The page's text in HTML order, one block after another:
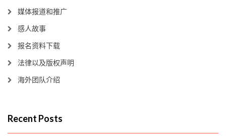
媒体报道和推广
感人故事
报名资料下载
法律以及版权声明
海外团队介绍
Recent Posts